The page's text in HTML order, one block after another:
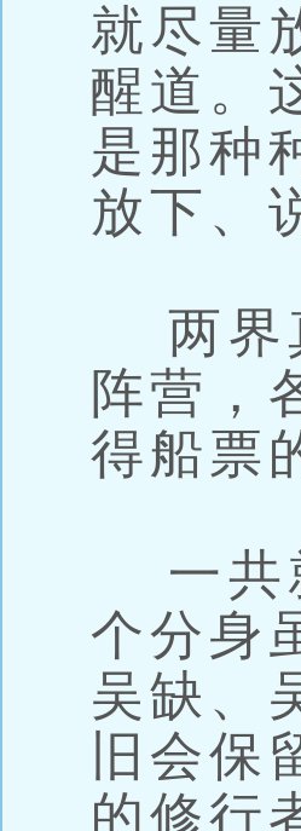
就尽量
醒道。
是那种
放下、
两界
阵营，
得船票
一共
个分身
吴缺、
旧会
的修行